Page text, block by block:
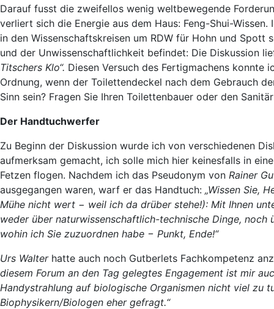
Darauf fusst die zweifellos wenig weltbewegende
verliert sich die Energie aus dem Haus: Feng-Shui-
in den Wissenschaftskreisen um RDW für Hohn und
und der Unwissenschaftlichkeit befindet: Die Diskussion
Titschers Klo“. Diesen Versuch des Fertigmachens konnte
Ordnung, wenn der Toilettendeckel nach dem Gebrauch
Sinn sein? Fragen Sie Ihren Toilettenbauer oder den
Der Handtuchwerfer
Zu Beginn der Diskussion wurde ich von verschiedenen
aufmerksam gemacht, ich solle mich hier keinesfalls in
Fetzen flogen. Nachdem ich das Pseudonym von Rainer
ausgegangen waren, warf er das Handtuch: „Wissen Sie,
Mühe nicht wert − weil ich da drüber stehe!): Mit Ihnen
weder über naturwissenschaftlich-technische Dinge,
wohin ich Sie zuzuordnen habe − Punkt, Ende!“
Urs Walterhatte auch noch Gutberlets Fachkompetenz
diesem Forum an den Tag gelegtes Engagement ist mir
Handystrahlung auf biologische Organismen nicht viel zu
Biophysikern/Biologen eher gefragt.“